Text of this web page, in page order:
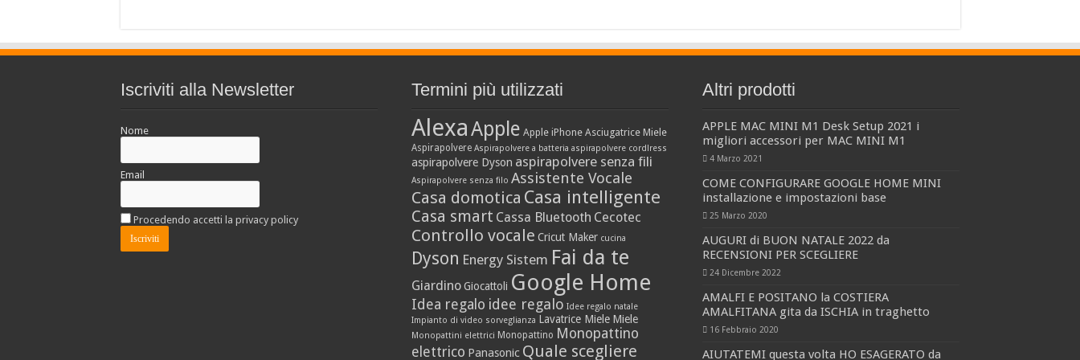
Iscriviti alla Newsletter
Nome
Email
Procedendo accetti la privacy policy
Termini più utilizzati
AlexaApple Apple iPhone Asciugatrice Miele
Aspirapolvere Aspirapolvere a batteria aspirapolvere cordlress
aspirapolvere Dyson aspirapolvere senza fili
Aspirapolvere senza filo Assistente Vocale
Casa domotica Casa intelligente
Casa smart Cassa Bluetooth Cecotec
Controllo vocale Cricut Maker cucina
Dyson Energy Sistem Fai da te
Giardino Giocattoli Google Home
Idea regalo idee regalo Idee regalo natale
Impianto di video sorveglianza Lavatrice Miele Miele
Monopattini elettrici Monopattino Monopattino
elettrico Panasonic Quale scegliere
Altri prodotti
APPLE MAC MINI M1 Desk Setup 2021 i
migliori accessori per MAC MINI M1
4 Marzo 2021
COME CONFIGURARE GOOGLE HOME MINI
installazione e impostazioni base
25 Marzo 2020
AUGURI di BUON NATALE 2022 da
RECENSIONI PER SCEGLIERE
24 Dicembre 2022
AMALFI E POSITANO la COSTIERA
AMALFITANA gita da ISCHIA in traghetto
16 Febbraio 2020
AIUTATEMI questa volta HO ESAGERATO da